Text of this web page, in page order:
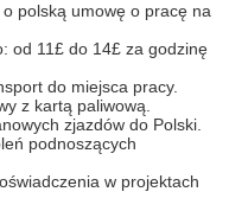
polską umowę o pracę na
od 11£ do 14£ za godzinę
do miejsca pracy.
z kartą paliwową.
zjazdów do Polski.
podnoszących
w projektach